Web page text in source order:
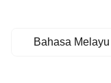
Bahasa Melayu